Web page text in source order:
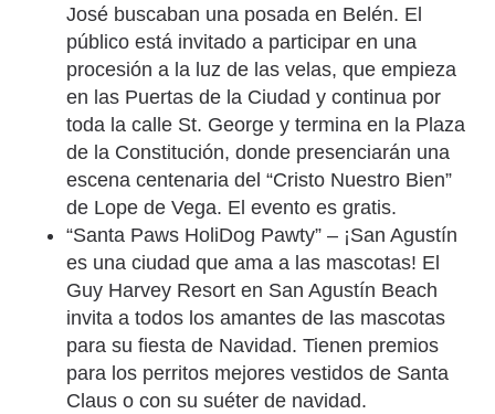
José buscaban una posada en Belén. El
público está invitado a participar en una
procesión a la luz de las velas, que empieza
en las Puertas de la Ciudad y continua por
toda la calle St. George y termina en la Plaza
de la Constitución, donde presenciarán una
escena centenaria del “Cristo Nuestro Bien”
de Lope de Vega. El evento es gratis.
“Santa Paws HoliDog Pawty” – ¡San Agustín
es una ciudad que ama a las mascotas! El
Guy Harvey Resort en San Agustín Beach
invita a todos los amantes de las mascotas
para su fiesta de Navidad. Tienen premios
para los perritos mejores vestidos de Santa
Claus o con su suéter de navidad.